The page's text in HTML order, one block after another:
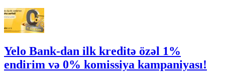
Yelo Bank-dan ilk kreditə özəl 1%
endirim və 0% komissiya kampaniyası!